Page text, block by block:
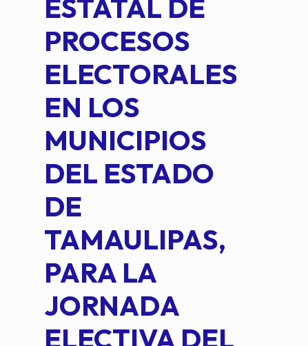
ESTATAL DE
PROCESOS
ELECTORALES
EN LOS
MUNICIPIOS
DEL ESTADO
DE
TAMAULIPAS,
PARA LA
JORNADA
ELECTIVA DEL